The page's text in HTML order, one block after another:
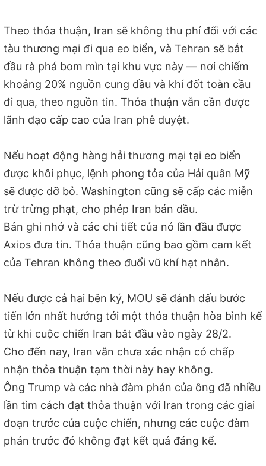
Theo thỏa thuận, Iran sẽ không thu phí đối với các
tàu thương mại đi qua eo biển, và Tehran sẽ bắt
đầu rà phá bom mìn tại khu vực này — nơi chiếm
khoảng 20% nguồn cung dầu và khí đốt toàn cầu
đi qua, theo nguồn tin. Thỏa thuận vẫn cần được
lãnh đạo cấp cao của Iran phê duyệt.
Nếu hoạt động hàng hải thương mại tại eo biển
được khôi phục, lệnh phong tỏa của Hải quân Mỹ
sẽ được dỡ bỏ. Washington cũng sẽ cấp các miễn
trừ trừng phạt, cho phép Iran bán dầu.
Bản ghi nhớ và các chi tiết của nó lần đầu được
Axios đưa tin. Thỏa thuận cũng bao gồm cam kết
của Tehran không theo đuổi vũ khí hạt nhân.
Nếu được cả hai bên ký, MOU sẽ đánh dấu bước
tiến lớn nhất hướng tới một thỏa thuận hòa bình kể
từ khi cuộc chiến Iran bắt đầu vào ngày 28/2.
Cho đến nay, Iran vẫn chưa xác nhận có chấp
nhận thỏa thuận tạm thời này hay không.
Ông Trump và các nhà đàm phán của ông đã nhiều
lần tìm cách đạt thỏa thuận với Iran trong các giai
đoạn trước của cuộc chiến, nhưng các cuộc đàm
phán trước đó không đạt kết quả đáng kể.